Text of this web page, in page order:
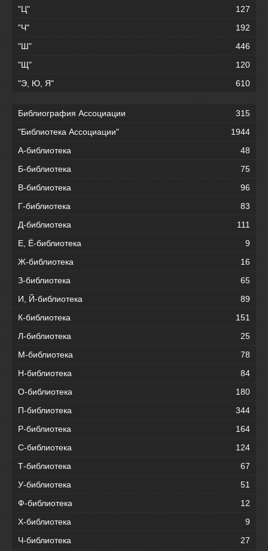
"Ц"
127
"Ч"
192
"Ш"
446
"Щ"
120
"Э, Ю, Я"
610
Библиография Ассоциации
315
"Библиотека Ассоциации"
1944
А-библиотека
48
Б-библиотека
75
В-библиотека
96
Г-библиотека
83
Д-библиотека
111
Е, Ё-библиотека
9
Ж-библиотека
16
З-библиотека
65
И, Й-библиотека
89
К-библиотека
151
Л-библиотека
25
М-библиотека
78
Н-библиотека
84
О-библиотека
180
П-библиотека
344
Р-библиотека
164
С-библиотека
124
Т-библиотека
67
У-библиотека
51
Ф-библиотека
12
Х-библиотека
9
Ч-библиотека
27